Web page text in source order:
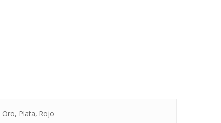
Oro, Plata, Rojo